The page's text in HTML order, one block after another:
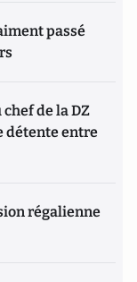
passé
de la DZ
détente entre
régalienne